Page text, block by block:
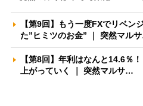
【第9回】もう一度FXでリベ
た”ヒミツのお金” ｜ 突然マル
【第8回】年利はなんと14.6％
上がっていく ｜ 突然マルサ…